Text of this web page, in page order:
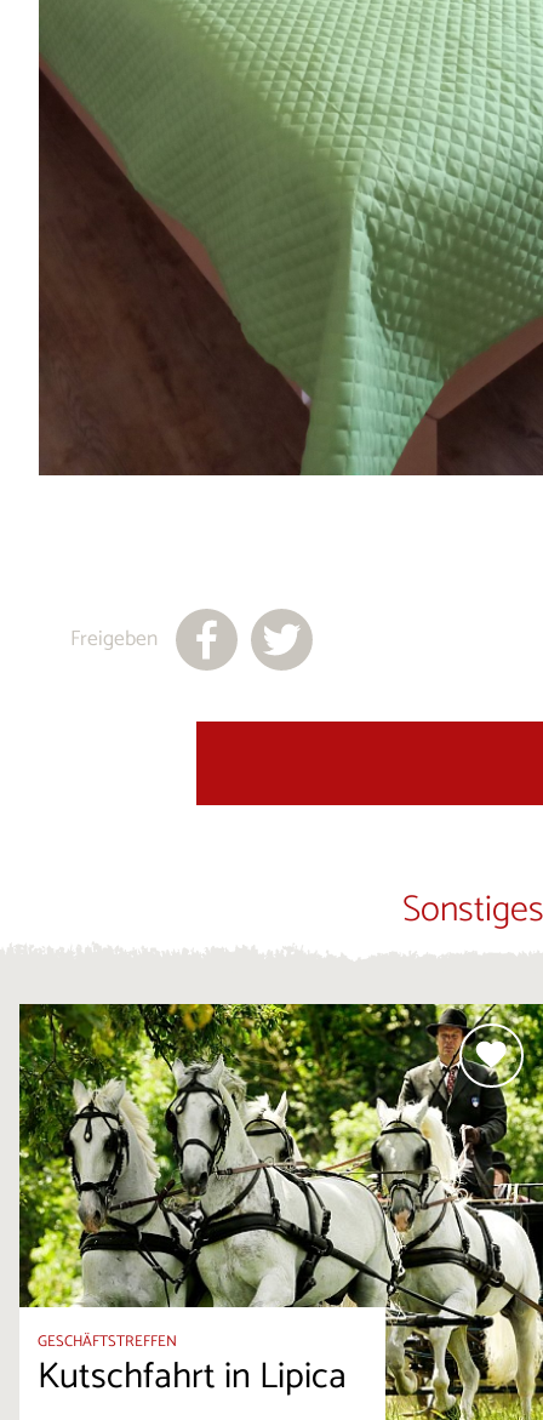
Freigeben
GESCHÄFTSTREFFEN
Kutschfahrt in Lipica